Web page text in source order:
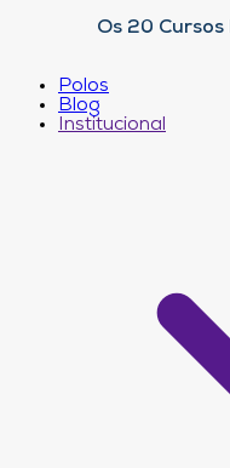
Os 20
Polos
Blog
Institucional